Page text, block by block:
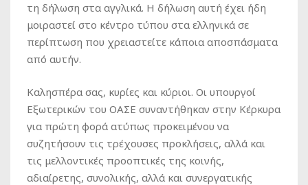
τη δήλωση στα αγγλικά. Η δήλωση αυτή έχει ήδη
μοιραστεί στο κέντρο τύπου στα ελληνικά σε
περίπτωση που χρειαστείτε κάποια αποσπάσματα
από αυτήν.
Καλησπέρα σας, κυρίες και κύριοι. Οι υπουργοί
Εξωτερικών του ΟΑΣΕ συναντήθηκαν στην Κέρκυρα
για πρώτη φορά ατύπως προκειμένου να
συζητήσουν τις τρέχουσες προκλήσεις, αλλά και
τις μελλοντικές προοπτικές της κοινής,
αδιαίρετης, συνολικής, αλλά και συνεργατικής